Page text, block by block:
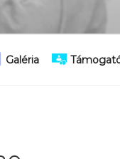
Galéria